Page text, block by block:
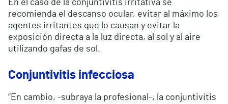
En el caso de la conjuntivitis irritativa se
recomienda el descanso ocular, evitar al máximo los
agentes irritantes que lo causan y evitar la
exposición directa a la luz directa, al sol y al aire
utilizando gafas de sol.
Conjuntivitis infecciosa
“En cambio, -subraya la profesional-, la conjuntivitis